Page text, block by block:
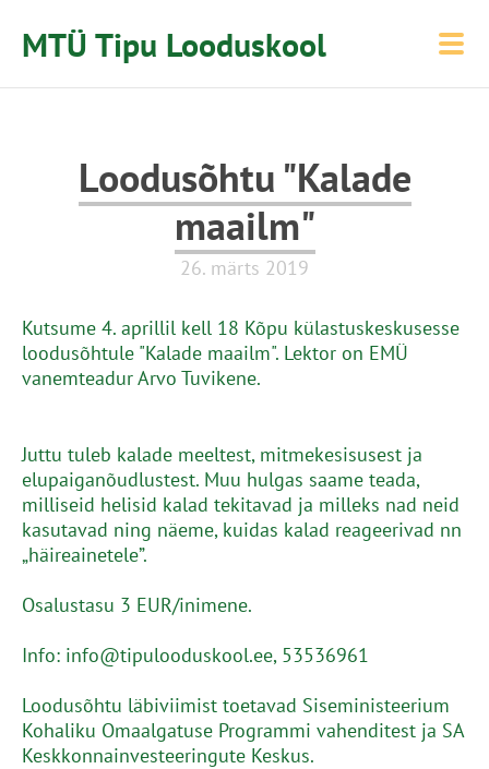
MTÜ Tipu Looduskool
Loodusõhtu "Kalade
maailm"
26. märts 2019
Kutsume 4. aprillil kell 18 Kõpu külastuskeskusesse
loodusõhtule "Kalade maailm". Lektor on EMÜ
vanemteadur Arvo Tuvikene.
Juttu tuleb kalade meeltest, mitmekesisusest ja
elupaiganõudlustest. Muu hulgas saame teada,
milliseid helisid kalad tekitavad ja milleks nad neid
kasutavad ning näeme, kuidas kalad reageerivad nn
„häireainetele”.
Osalustasu 3 EUR/inimene.
Info: info@tipulooduskool.ee, 53536961
Loodusõhtu läbiviimist toetavad Siseministeerium
Kohaliku Omaalgatuse Programmi vahenditest ja SA
Keskkonnainvesteeringute Keskus.